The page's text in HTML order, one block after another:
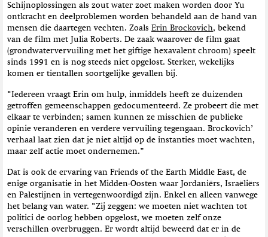
Schijnoplossingen als zout water zoet maken worden door Yu
ontkracht en deelproblemen worden behandeld aan de hand van
mensen die daartegen vechten. Zoals Erin Brockovich, bekend
van de film met Julia Roberts. De zaak waarover de film gaat
(grondwatervervuiling met het giftige hexavalent chroom) speelt
sinds 1991 en is nog steeds niet opgelost. Sterker, wekelijks
komen er tientallen soortgelijke gevallen bij.
“Iedereen vraagt Erin om hulp, inmiddels heeft ze duizenden
getroffen gemeenschappen gedocumenteerd. Ze probeert die met
elkaar te verbinden; samen kunnen ze misschien de publieke
opinie veranderen en verdere vervuiling tegengaan. Brockovich’
verhaal laat zien dat je niet altijd op de instanties moet wachten,
maar zelf actie moet ondernemen.”
Dat is ook de ervaring van Friends of the Earth Middle East, de
enige organisatie in het Midden-Oosten waar Jordaniërs, Israëliërs
en Palestijnen in vertegenwoordigd zijn. Enkel en alleen vanwege
het belang van water. “Zij zeggen: we moeten niet wachten tot
politici de oorlog hebben opgelost, we moeten zelf onze
verschillen overbruggen. Er wordt altijd beweerd dat er in de